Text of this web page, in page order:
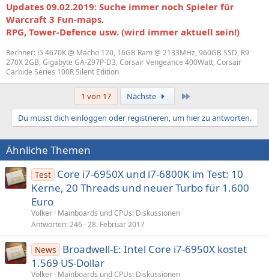
Updates 09.02.2019: Suche immer noch Spieler für
Warcraft 3 Fun-maps.
RPG, Tower-Defence usw. (wird immer aktuell sein!)
Rechner: i5 4670K @ Macho 120, 16GB Ram @ 2133MHz, 960GB SSD, R9
270X 2GB, Gigabyte GA-Z97P-D3, Corsair Vengeance 400Watt, Corsair
Carbide Series 100R Silent Edition
1 von 17 Nächste
Du musst dich einloggen oder registrieren, um hier zu antworten.
Ähnliche Themen
Test Core i7-6950X und i7-6800K im Test: 10
Kerne, 20 Threads und neuer Turbo für 1.600
Euro
Volker Mainboards und CPUs: Diskussionen
Antworten 246 28. Februar 2017
News
Broadwell-E: Intel Core i7-6950X kostet
1.569 US-Dollar
Volker Mainboards und CPUs: Diskussionen